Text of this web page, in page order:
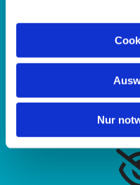
Nur
Kontonummer des Ev.
Evang. Stadtkirchenkreis
DE65 5206 0410 0302